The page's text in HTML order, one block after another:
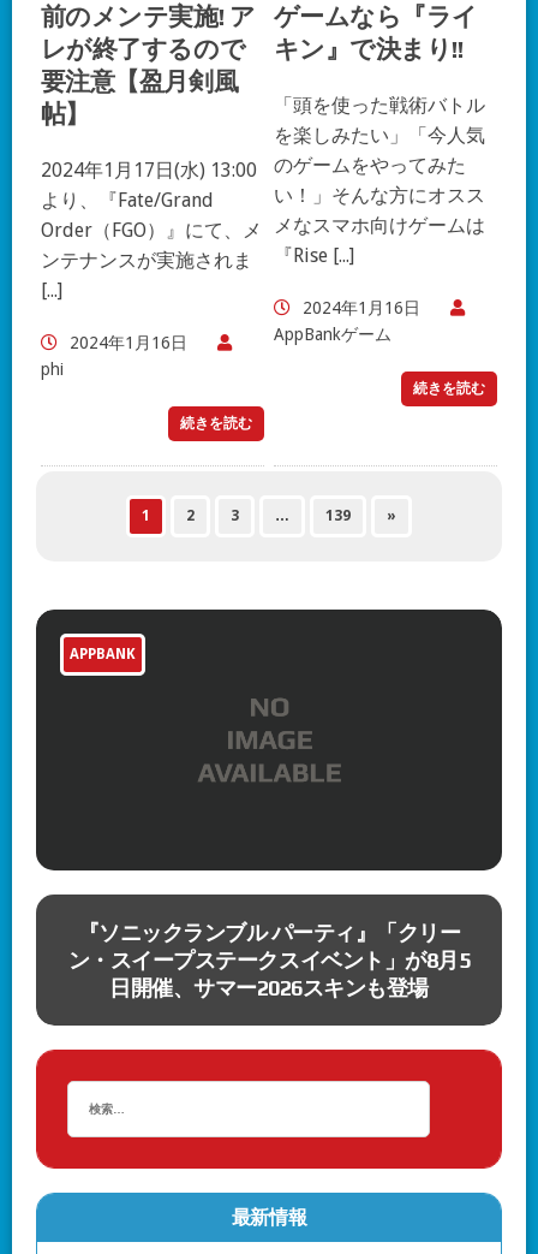
前のメンテ実施! ア
レが終了するので
要注意【盈月剣風
帖】
2024年1月17日(水) 13:00
より、『Fate/Grand
Order（FGO）』にて、メ
ンテナンスが実施されま
[...]
2024年1月16日
phi
続きを読む
ゲームなら『ライ
キン』で決まり!!
「頭を使った戦術バトル
を楽しみたい」「今人気
のゲームをやってみた
い！」そんな方にオスス
メなスマホ向けゲームは
『Rise [...]
2024年1月16日
AppBankゲーム
続きを読む
1 2 3 … 139 »
APPBANK
『ソニックランブル パーティ』「クリー
ン・スイープステークスイベント」が8月5
日開催、サマー2026スキンも登場
最新情報